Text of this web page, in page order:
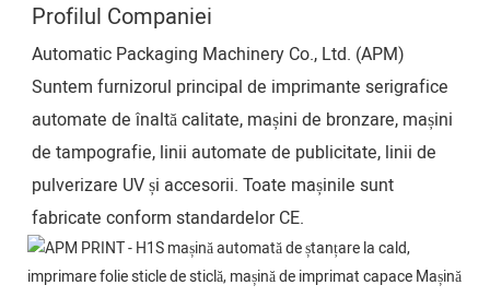
Profilul Companiei
Automatic Packaging Machinery Co., Ltd. (APM)
Suntem furnizorul principal de imprimante serigrafice
automate de înaltă calitate, mașini de bronzare, mașini
de tampografie, linii automate de publicitate, linii de
pulverizare UV și accesorii. Toate mașinile sunt
fabricate conform standardelor CE.